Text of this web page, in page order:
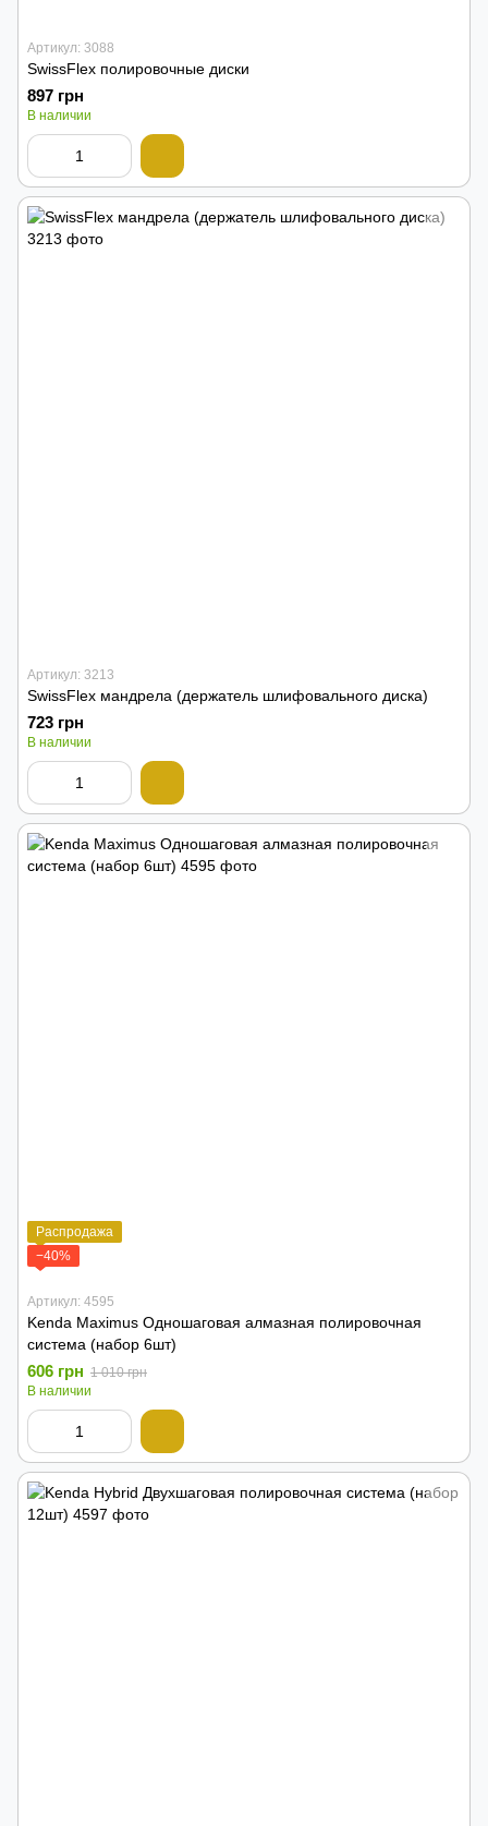
Артикул: 3088
SwissFlex полировочные диски
897 грн
В наличии
Артикул: 3213
SwissFlex мандрела (держатель шлифовального диска)
723 грн
В наличии
Распродажа
−40%
Артикул: 4595
Kenda Maximus Одношаговая алмазная полировочная
система (набор 6шт)
606 грн 1 010 грн
В наличии